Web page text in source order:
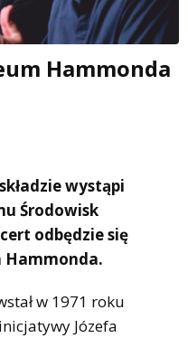
Hammonda
wystąpi
Środowisk
odbędzie się
Hammonda.
w 1971 roku
Józefa